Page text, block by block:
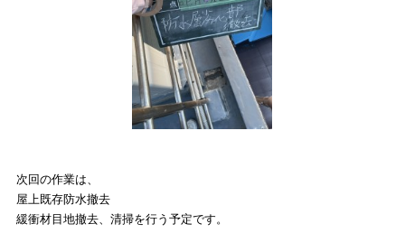
次回の作業は、
屋上既存防水撤去
緩衝材目地撤去、清掃を行う予定です。